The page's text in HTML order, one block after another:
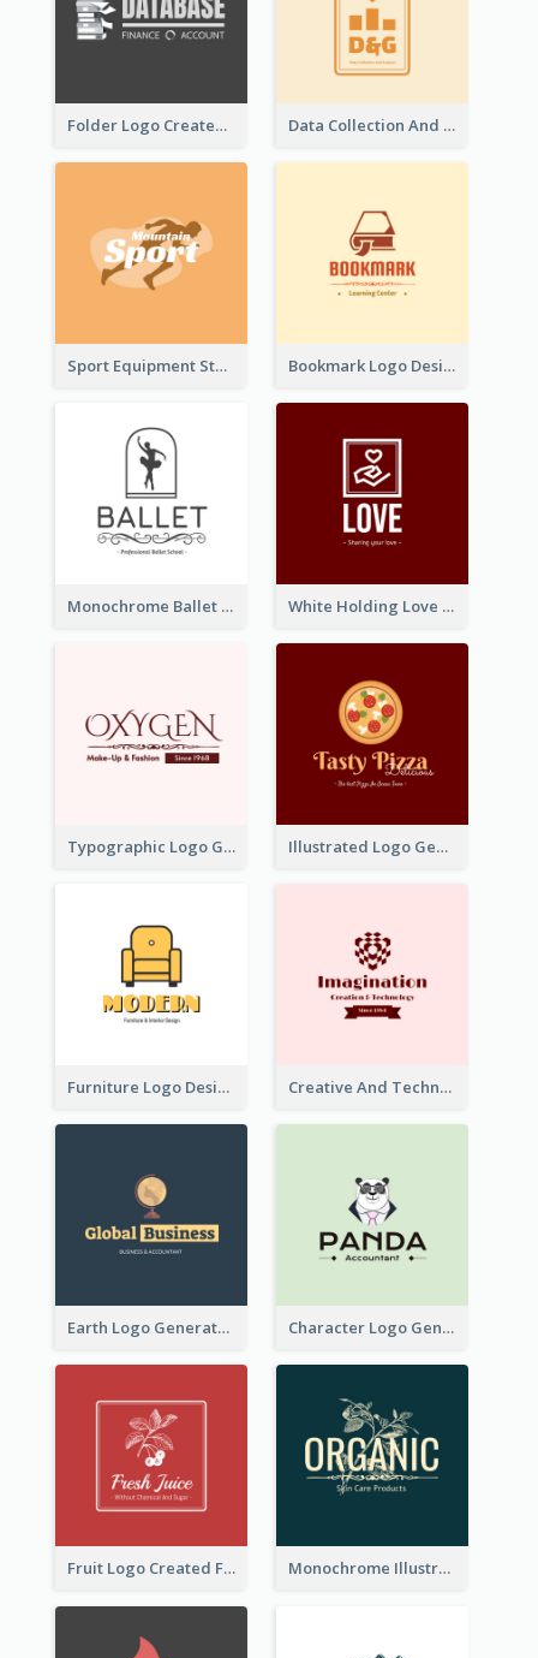
Folder Logo Created For Finance And Account Company Data Collection And Analysis Logo Generated With Graphic Of Chart And GPS
Sport Equipment Store Logo Generated With Silhouette Of Runner Bookmark Logo Designed For Learning Center In Orange Colour Tone
Monochrome Ballet School Logo Created With silhouette Of Dancer White Holding Love Logo Created For Charity
Typographic Logo Generated For Fashion And Make-Up Company Illustrated Logo Generated For Store Selling Pizza
Furniture Logo Designed For Interior Design Company Creative And Technological Logo Generated With Stylish Graphic
Earth Logo Generated For Global Business And Accounting Company Character Logo Generated For Accountant
Fruit Logo Created For Shop Selling Fresh Juice Monochrome Illustrated Plant Logo Generated For Skin Care Products